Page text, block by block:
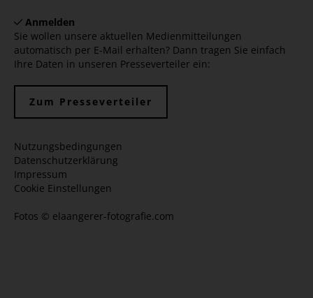
Anmelden
Sie wollen unsere aktuellen Medienmitteilungen
automatisch per E-Mail erhalten? Dann tragen Sie einfach
Ihre Daten in unseren Presseverteiler ein:
Zum Presseverteiler
Nutzungsbedingungen
Datenschutzerklärung
Impressum
Cookie Einstellungen
Fotos © elaangerer-fotografie.com